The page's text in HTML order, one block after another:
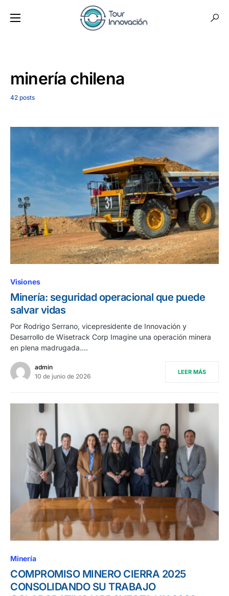
minería chilena
42 posts
Visiones
Minería: seguridad operacional que puede
salvar vidas
Por Rodrigo Serrano, vicepresidente de Innovación y
Desarrollo de Wisetrack Corp Imagine una operación minera
en plena madrugada.…
admin
10 de junio de 2026
LEER MÁS
Minería
COMPROMISO MINERO CIERRA 2025
CONSOLIDANDO SU TRABAJO